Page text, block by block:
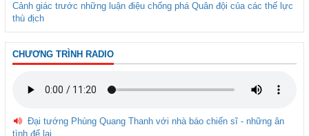
Cảnh giác trước những luận điệu chống phá Quân đội của các thế lực
thù địch
CHƯƠNG TRÌNH RADIO
Đại tướng Phùng Quang Thanh với nhà báo chiến sĩ - những ân
tình để lại